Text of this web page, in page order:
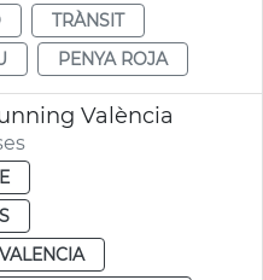
TRÀNSIT
PENYA ROJA
València
VALENCIA